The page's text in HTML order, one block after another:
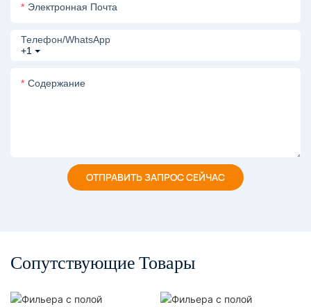
Электронная Почта
+1
Телефон/WhatsApp
Содержание
ОТПРАВИТЬ ЗАПРОС СЕЙЧАС
Сопутствующие Товары